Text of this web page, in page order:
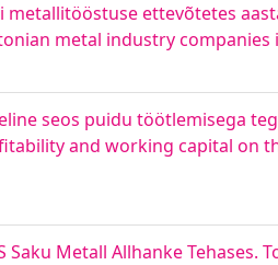
metallitööstuse ettevõtetes
metal industry companies
seos puidu töötlemisega
and working capital on
Metall Allhanke Tehases.